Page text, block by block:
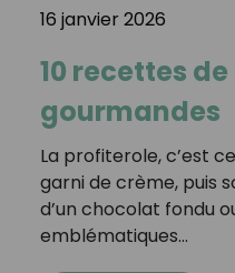
16 janvier 2026
10 recettes
gourmandes
La profiterole, c’est
garni de crème, puis
d’un chocolat fondu
emblématiques…